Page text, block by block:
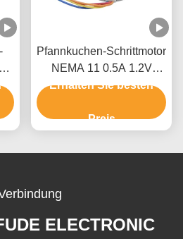
Pfannkuchen-Schrittmotor
NEMA 11 0.5A 1.2V
flacher Schrittmotor
Erhalten Sie besten
Preis
ELECTRONIC